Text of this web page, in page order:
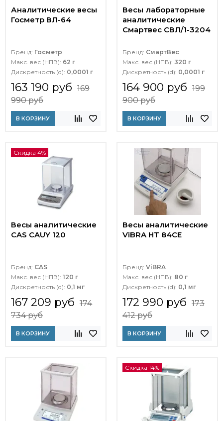
Аналитические весы
Госметр ВЛ-64
Бренд: Госметр
Макс. вес (НПВ): 62 г
Дискретность (d): 0,0001 г
163 190 руб 169
990 руб
В КОРЗИНУ
Весы лабораторные
аналитические
Смартвес СВЛ/1-3204
Бренд: СмартВес
Макс. вес (НПВ): 320 г
Дискретность (d): 0,0001 г
164 900 руб 199
900 руб
В КОРЗИНУ
Скидка 4%
Весы аналитические
CAS CAUY 120
Бренд: CAS
Макс. вес (НПВ): 120 г
Дискретность (d): 0,1 мг
167 209 руб 174
734 руб
В КОРЗИНУ
Весы аналитические
ViBRA HT 84CE
Бренд: ViBRA
Макс. вес (НПВ): 80 г
Дискретность (d): 0,1 мг
172 990 руб 173
412 руб
В КОРЗИНУ
Скидка 14%